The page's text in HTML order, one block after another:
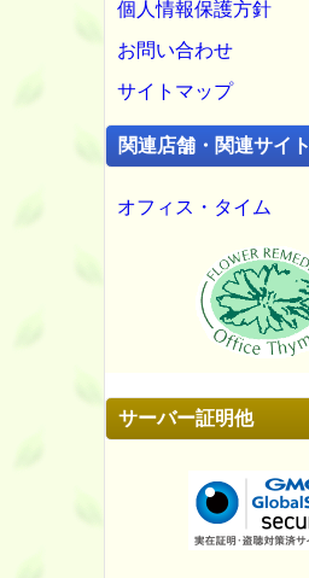
個人情報保護方針
お問い合わせ
サイトマップ
関連店舗・関連サイト
オフィス・タイム
サーバー証明他